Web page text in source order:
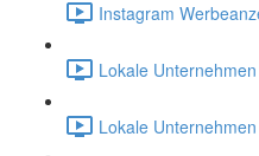
Instagram
Lokale
Lokale